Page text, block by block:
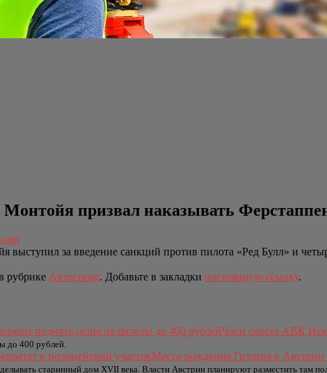
Монтойя призвал наказывать
за введение санкций против пилота «Ред Булл» и
рубрике Автоспорт. Добавьте в закладки постоянную ссылку.
Член совета АВК
до 400 рублей.
Место рождения Гитлера в Австрии
старинный дом XVII века. Власти Австрии планируют разместить там